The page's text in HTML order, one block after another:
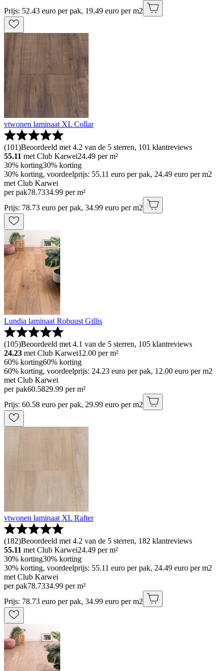
Prijs: 52.43 euro per pak, 19.49 euro per m2
vtwonen laminaat XL Collar
(101)Beoordeeld met 4.2 van de 5 sterren, 101 klantreviews
55.11 met Club Karwei24.49 per m²
30% korting30% korting
30% korting, voordeelprijs: 55.11 euro per pak, 24.49 euro per m2
met Club Karwei
per pak78.7334.99 per m²
Prijs: 78.73 euro per pak, 34.99 euro per m2
Lundia laminaat Robuust Gillis
(105)Beoordeeld met 4.1 van de 5 sterren, 105 klantreviews
24.23 met Club Karwei12.00 per m²
60% korting60% korting
60% korting, voordeelprijs: 24.23 euro per pak, 12.00 euro per m2
met Club Karwei
per pak60.5829.99 per m²
Prijs: 60.58 euro per pak, 29.99 euro per m2
vtwonen laminaat XL Rafter
(182)Beoordeeld met 4.2 van de 5 sterren, 182 klantreviews
55.11 met Club Karwei24.49 per m²
30% korting30% korting
30% korting, voordeelprijs: 55.11 euro per pak, 24.49 euro per m2
met Club Karwei
per pak78.7334.99 per m²
Prijs: 78.73 euro per pak, 34.99 euro per m2